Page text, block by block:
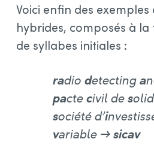
Voici enfin des exemples
hybrides, composés à la
de syllabes initiales :
radio detectinga
pactecivil des
société d’i
variable →sicav